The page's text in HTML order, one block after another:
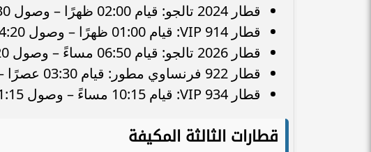
قطار 2024 تالجو: قيام 02:00 ظهرًا – وصول 04:30 عصرًا.
قطار 914 VIP: قيام 01:00 ظهرًا – وصول 04:20 عصرًا.
قطار 2026 تالجو: قيام 06:50 مساءً – وصول 09:20 مساءً.
قطار 922 فرنساوي مطور: قيام 03:30 عصرًا – وصول 06:30 مساءً.
قطار 934 VIP: قيام 10:15 مساءً – وصول 01:15 صباحًا.
قطارات الثالثة المكيفة